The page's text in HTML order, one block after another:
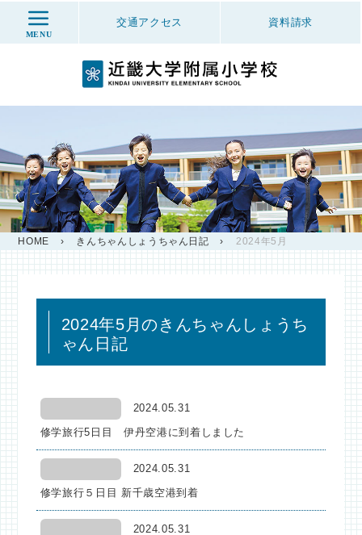
MENU
交通アクセス 資料請求
HOME › きんちゃんしょうちゃん日記 › 2024年5月
2024年5月のきんちゃんしょうち
ゃん日記
2024.05.31
修学旅行5日目 伊丹空港に到着しました
2024.05.31
修学旅行５日目 新千歳空港到着
2024.05.31